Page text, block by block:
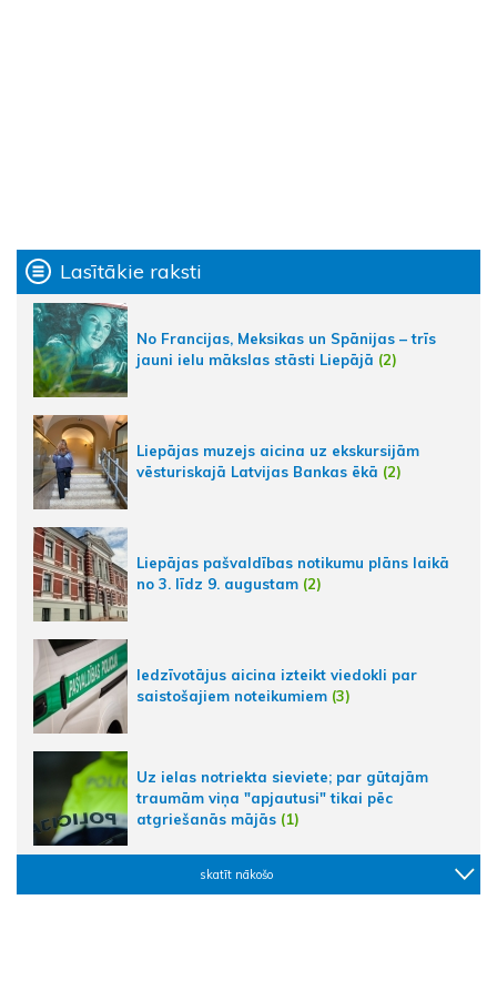
Lasītākie raksti
No Francijas, Meksikas un Spānijas – trīs
jauni ielu mākslas stāsti Liepājā (2)
Liepājas muzejs aicina uz ekskursijām
vēsturiskajā Latvijas Bankas ēkā (2)
Liepājas pašvaldības notikumu plāns laikā
no 3. līdz 9. augustam (2)
Iedzīvotājus aicina izteikt viedokli par
saistošajiem noteikumiem (3)
Uz ielas notriekta sieviete; par gūtajām
traumām viņa "apjautusi" tikai pēc
atgriešanās mājās (1)
skatīt nākošo